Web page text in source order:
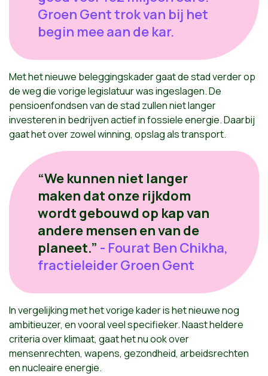
Groen Gent trok van bij het
begin mee aan de kar.
Met het nieuwe beleggingskader gaat de stad verder op
de weg die vorige legislatuur was ingeslagen. De
pensioenfondsen van de stad zullen niet langer
investeren in bedrijven actief in fossiele energie. Daarbij
gaat het over zowel winning, opslag als transport.
“We kunnen niet langer
maken dat onze rijkdom
wordt gebouwd op kap van
andere mensen en van de
planeet.” - Fourat Ben Chikha,
fractieleider Groen Gent
In vergelijking met het vorige kader is het nieuwe nog
ambitieuzer, en vooral veel specifieker. Naast heldere
criteria over klimaat, gaat het nu ook over
mensenrechten, wapens, gezondheid, arbeidsrechten
en nucleaire energie.